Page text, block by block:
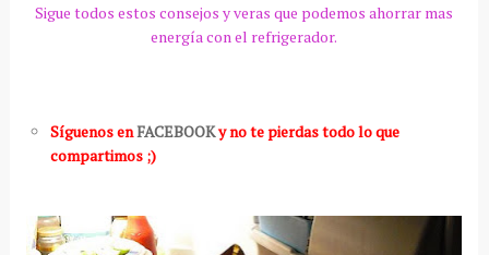
Sigue todos estos consejos y veras que podemos ahorrar mas
energía con el refrigerador.
Síguenos enFACEBOOKy no te pierdas todo lo que
compartimos ;)